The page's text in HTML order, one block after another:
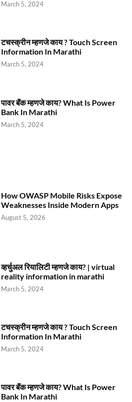
March 5, 2024
टचस्क्रीन म्हणजे काय ? Touch Screen
Information In Marathi
March 5, 2024
पावर बॅंक म्हणजे काय? What Is Power
Bank In Marathi
March 5, 2024
How OWASP Mobile Risks Expose
Weaknesses Inside Modern Apps
August 5, 2026
व्हर्चुअल रियालिटी म्हणजे काय? | virtual
reality information in marathi
March 5, 2024
टचस्क्रीन म्हणजे काय ? Touch Screen
Information In Marathi
March 5, 2024
पावर बॅंक म्हणजे काय? What Is Power
Bank In Marathi